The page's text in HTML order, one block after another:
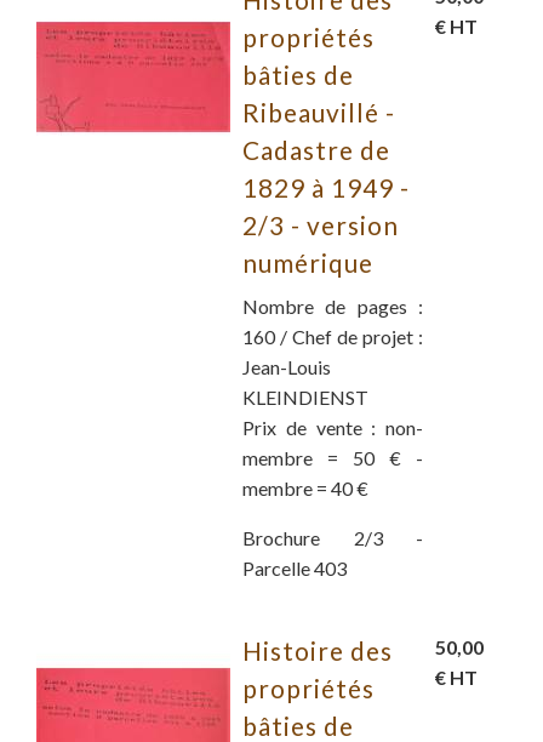
propriétés
bâties de
Ribeauvillé -
Cadastre de
1829 à 1949 -
2/3 - version
numérique
Nombre de pages :
160 / Chef de projet :
Jean-Louis
KLEINDIENST
Prix de vente : non-
membre = 50 € -
membre = 40 €
Brochure 2/3 -
Parcelle 403
€ HT
Histoire des
propriétés
bâties de
50,00
€ HT